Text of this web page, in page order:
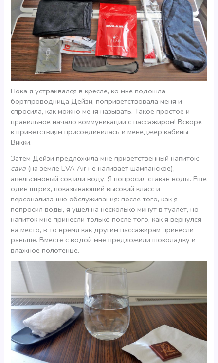
Пока я устраивался в кресле, ко мне подошла
бортпроводница Дейзи, поприветствовала меня и
спросила, как можно меня называть. Такое простое и
правильное начало коммуникации с пассажиром! Вскоре
к приветствиям присоединилась и менеджер кабины
Викки.
Затем Дейзи предложила мне приветственный напиток:
cava (на земле EVA Air не наливает шампанское),
апельсиновый сок или воду. Я попросил стакан воды. Еще
один штрих, показывающий высокий класс и
персонализацию обслуживания: после того, как я
попросил воды, я ушел на несколько минут в туалет, но
напиток мне принесли только после того, как я вернулся
на место, в то время как другим пассажирам принесли
раньше. Вместе с водой мне предложили шоколадку и
влажное полотенце.